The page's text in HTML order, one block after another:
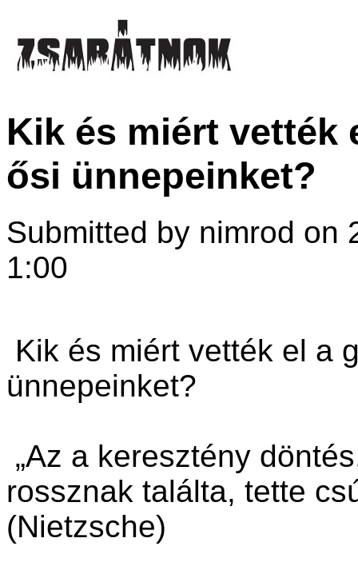
Kik és miért vették
ősi ünnepeinket?
Submitted by nimrod on
1:00
Kik és miért vették el a
ünnepeinket?
„Az a keresztény
rossznak találta, tette
(Nietzsche)